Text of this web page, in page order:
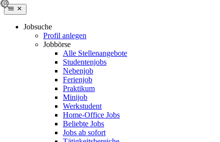
Jobsuche
Profil anlegen
Jobbörse
Alle Stellenangebote
Studentenjobs
Nebenjob
Ferienjob
Praktikum
Minijob
Werkstudent
Home-Office Jobs
Beliebte Jobs
Jobs ab sofort